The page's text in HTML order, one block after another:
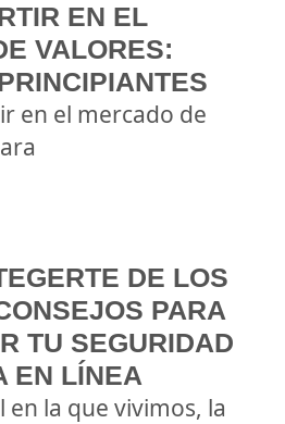
EN EL
VALORES:
en el mercado de
DE LOS
PARA
TU SEGURIDAD
EN LÍNEA
en la que vivimos, la